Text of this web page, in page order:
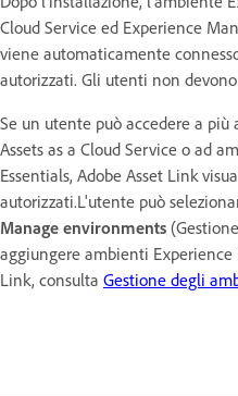
Cloud Service ed Experience
viene automaticamente
autorizzati. Gli utenti non
Se un utente può accedere a
Assets as a Cloud Service o ad
Essentials, Adobe Asset Link
autorizzati.L'utente può
Manage environments
aggiungere ambienti
Link, consulta Gestione degli